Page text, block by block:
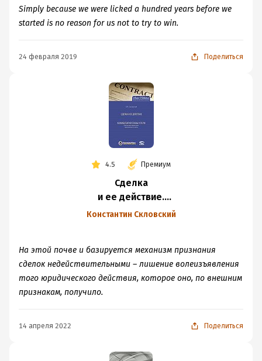
Simply because we were licked a hundred years before we
started is no reason for us not to try to win.
24 февраля 2019 Поделиться
4.5 Премиум
Сделка
и ее действие.
Комментарий главы
сделок.
Недействительность
сделок)
Константин Скловский
На этой почве и базируется механизм признания
сделок недействительными – лишение волеизъявления
того юридического действия, которое оно, по внешним
признакам, получило.
14 апреля 2022 Поделиться